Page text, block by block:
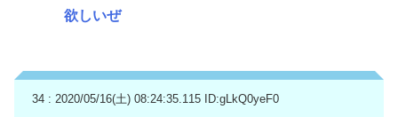
欲しいぜ
34 : 2020/05/16(土) 08:24:35.115 ID:gLkQ0yeF0